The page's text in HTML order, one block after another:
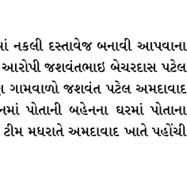
નકલી દસ્તાવેજ બનાવી આપવાના
આરોપી જશવંતભાઇ બેચરદાસ પટેલ
ગામવાળો જશવંત પટેલ અમદાવાદ
બહેનના ઘરમાં પોતાના
મધરાતે અમદાવાદ ખાતે પહોંચી